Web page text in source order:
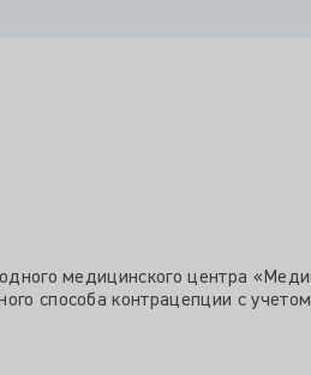
медицинского центра
способа контрацепции с